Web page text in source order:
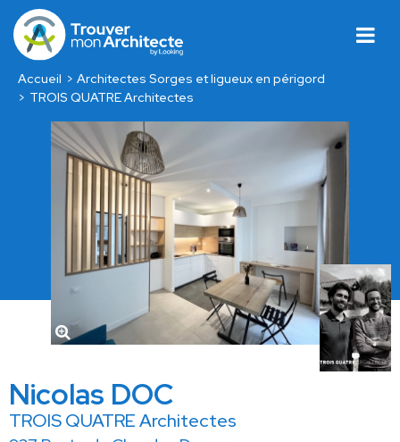
Accueil
Architectes Sorges et ligueux en périgord
TROIS QUATRE Architectes
Nicolas DOC
TROIS QUATRE Architectes